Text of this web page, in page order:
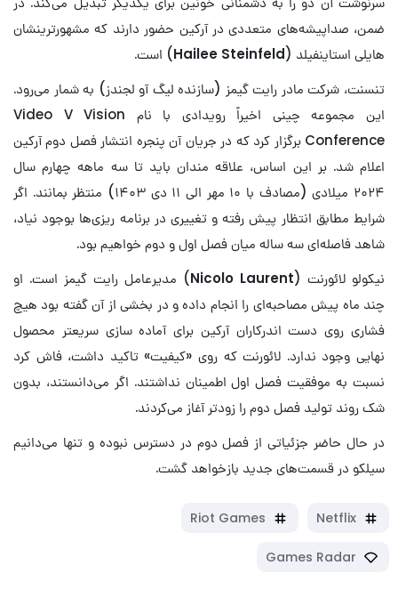
ضمن، صداپیشه‌های متعددی در آرکین حضور دارند که مشهورترینشان
هایلی استاینفیلد (Hailee Steinfeld) است.
تنسنت، شرکت مادر رایت گیمز (سازنده لیگ آو لجندز) به شمار می‌رود.
این مجموعه چینی اخیراً رویدادی با نام Video V Vision
Conference برگزار کرد که در جریان آن پنجره انتشار فصل دوم آرکین
اعلام شد. بر این اساس، علاقه مندان باید تا سه ماهه چهارم سال
۲۰۲۴ میلادی (مصادف با ۱۰ مهر الی ۱۱ دی ۱۴۰۳) منتظر بمانند. اگر
شرایط مطابق انتظار پیش رفته و تغییری در برنامه ریزی‌ها بوجود نیاد،
شاهد فاصله‌ای سه ساله میان فصل اول و دوم خواهیم بود.
نیکولو لائورنت (Nicolo Laurent) مدیرعامل رایت گیمز است. او
چند ماه پیش مصاحبه‌ای را انجام داده و در بخشی از آن گفته بود هیچ
فشاری روی دست اندرکاران آرکین برای آماده سازی سریعتر محصول
نهایی وجود ندارد. لائورنت که روی «کیفیت» تاکید داشت، فاش کرد
نسبت به موفقیت فصل اول اطمینان نداشتند. اگر می‌دانستند، بدون
شک روند تولید فصل دوم را زودتر آغاز می‌کردند.
در حال حاضر جزئیاتی از فصل دوم در دسترس نبوده و تنها می‌دانیم
سیلکو در قسمت‌های جدید بازخواهد گشت.
Netflix
Riot Games
Games Radar